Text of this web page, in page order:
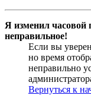
Я изменил часовой
неправильное!
Если вы
но время
неправильно
Вернуться к